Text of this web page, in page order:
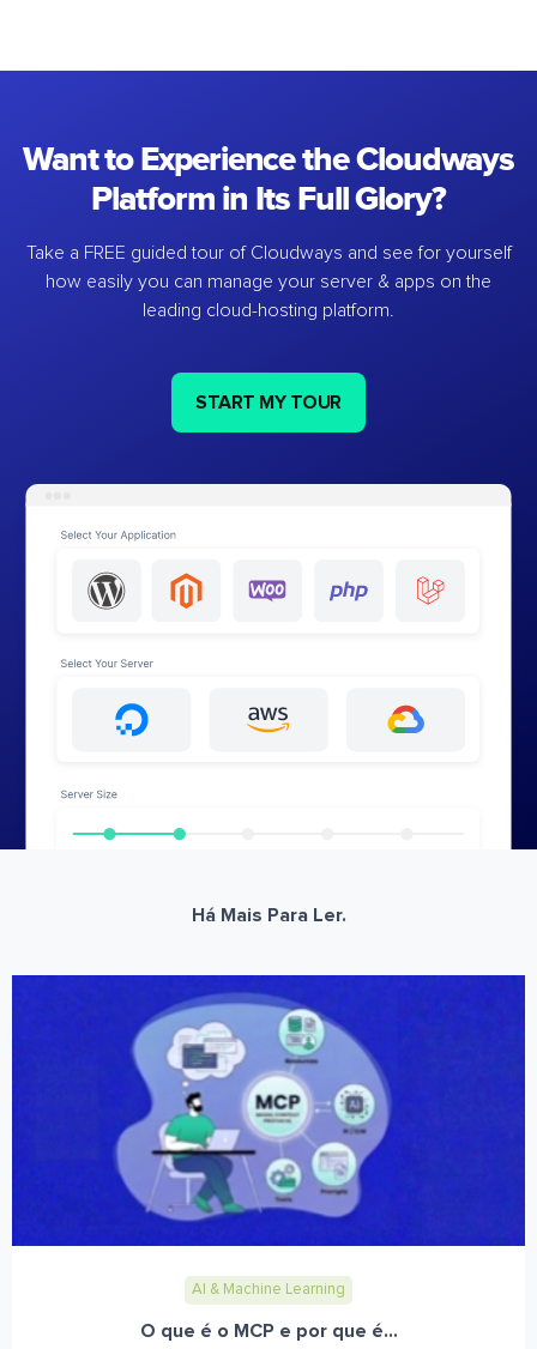
Want to Experience the Cloudways
Platform in Its Full Glory?
Take a FREE guided tour of Cloudways and see for yourself
how easily you can manage your server & apps on the
leading cloud-hosting platform.
START MY TOUR
Há Mais Para Ler.
AI & Machine Learning
O que é o MCP e por que é...